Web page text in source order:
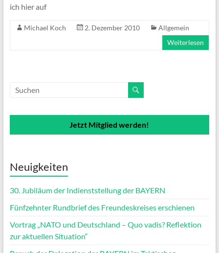
ich hier auf
Michael Koch 2. Dezember 2010
Allgemein
Weiterlesen
Jetzt Mitglied werden!
Neuigkeiten
30. Jubiläum der Indienststellung der BAYERN
Fünfzehnter Rundbrief des Freundeskreises erschienen
Vortrag „NATO und Deutschland – Quo vadis? Reflektion
zur aktuellen Situation“